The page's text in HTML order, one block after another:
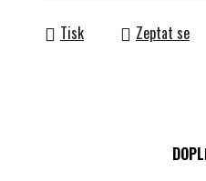
Tisk Zeptat se